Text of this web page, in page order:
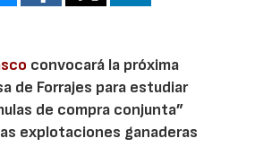
convocará la próxima
de Forrajes para estudiar
de compra conjunta”
explotaciones ganaderas